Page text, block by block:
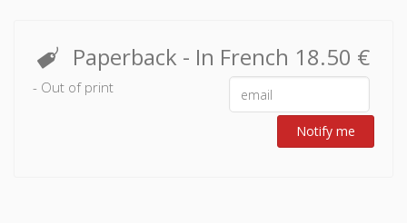
Paperback - In French 18.50 €
- Out of print
Notify me